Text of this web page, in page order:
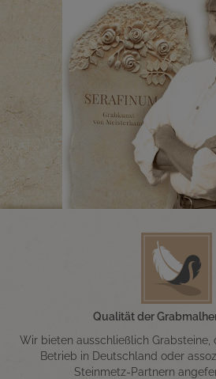
Qualität der
Wir bieten ausschließlich Grabsteine,
Betrieb in Deutschland oder
Steinmetz-Partnern